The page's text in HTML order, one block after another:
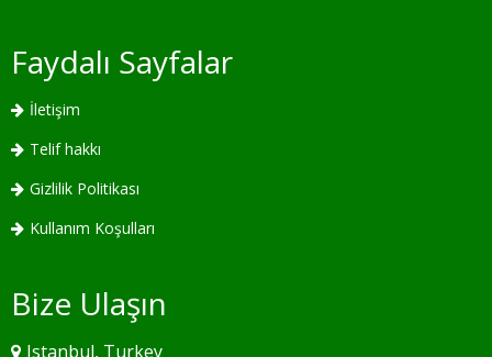
Faydalı Sayfalar
İletişim
Telif hakkı
Gizlilik Politikası
Kullanım Koşulları
Bize Ulaşın
Istanbul, Turkey